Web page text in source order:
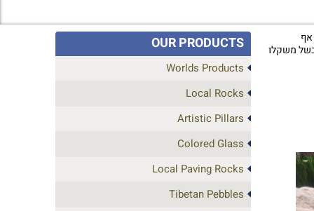
אף
בשל משקלו
OUR PRODUCTS
Worlds Products
Local Rocks
Artistic Pillars
Colored Glass
Local Paving Rocks
Tibetan Pebbles